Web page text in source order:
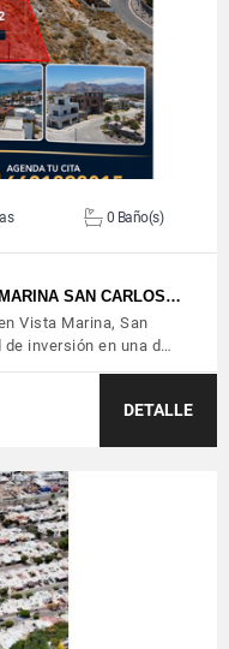
0 Baño(s)
SAN CARLOS…
Vista Marina, San
inversión en una d…
DETALLE